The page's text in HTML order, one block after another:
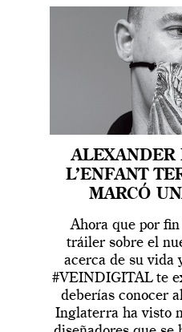
ALEXANDER
L’ENFANT
MARCÓ
Ahora que por
tráiler sobre el
acerca de su vida
#VEINDIGITAL te
deberías conocer
Inglaterra ha visto